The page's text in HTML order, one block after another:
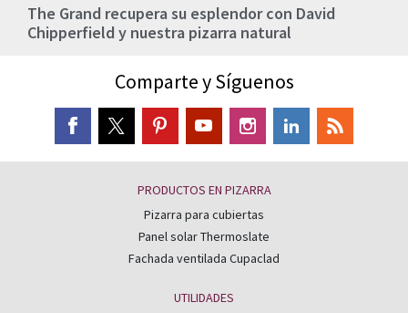
The Grand recupera su esplendor con David
Chipperfield y nuestra pizarra natural
Comparte y Síguenos
PRODUCTOS EN PIZARRA
Pizarra para cubiertas
Panel solar Thermoslate
Fachada ventilada Cupaclad
UTILIDADES